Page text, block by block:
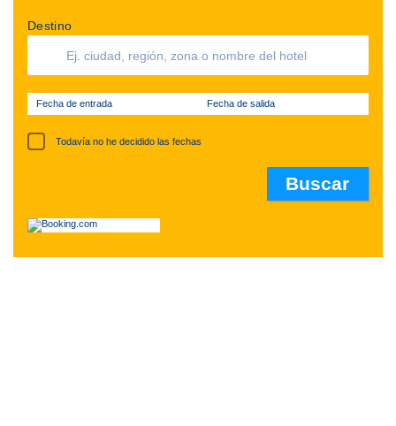
Destino
Fecha de entrada Fecha de salida
Todavía no he decidido las fechas